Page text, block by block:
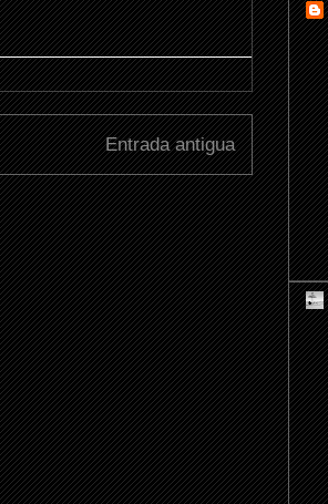
Entrada antigua